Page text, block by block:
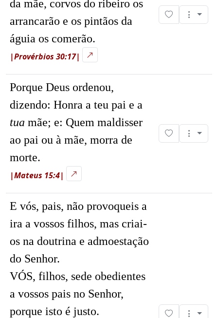
da mãe, corvos do ribeiro os
arrancarão e os pintãos da
águia os comerão.
|Provérbios 30:17|
Porque Deus ordenou,
dizendo: Honra a teu pai e a
tua mãe; e: Quem maldisser
ao pai ou à mãe, morra de
morte.
|Mateus 15:4|
E vós, pais, não provoqueis a
ira a vossos filhos, mas criai-
os na doutrina e admoestação
do Senhor.
VÓS, filhos, sede obedientes
a vossos pais no Senhor,
porque isto é justo.